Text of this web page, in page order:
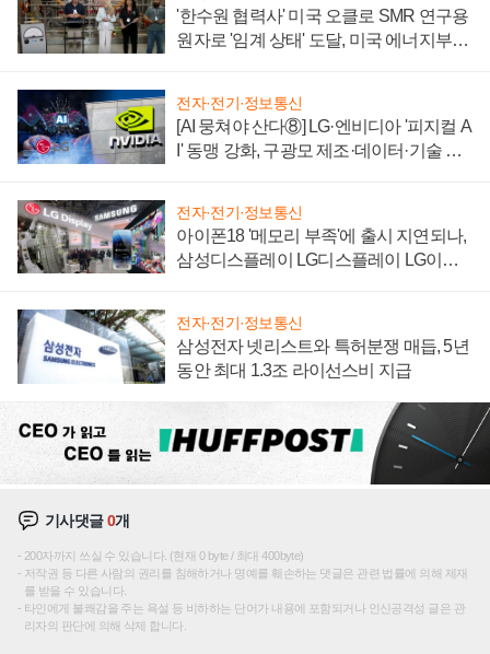
'한수원 협력사' 미국 오클로 SMR 연구용
원자로 '임계 상태' 도달, 미국 에너지부
전자·전기·정보통신
[AI 뭉쳐야 산다⑧] LG·엔비디아 '피지컬 A
I' 동맹 강화, 구광모 제조·데이터·기술 결
전자·전기·정보통신
아이폰18 '메모리 부족'에 출시 지연되나,
삼성디스플레이 LG디스플레이 LG이노
전자·전기·정보통신
삼성전자 넷리스트와 특허분쟁 매듭, 5년
동안 최대 1.3조 라이선스비 지급
기사댓글0개
200자까지 쓰실 수 있습니다. (현재 0 byte / 최대 400byte)
저작권 등 다른 사람의 권리를 침해하거나 명예를 훼손하는 댓글은 관련 법률에 의해 제재
를 받을 수 있습니다.
타인에게 불쾌감을 주는 욕설 등 비하하는 단어가 내용에 포함되거나 인신공격성 글은 관
리자의 판단에 의해 삭제 합니다.